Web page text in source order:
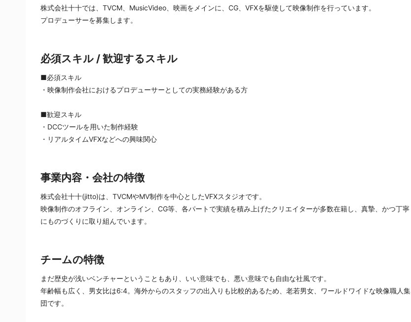
株式会社十十では、TVCM、MusicVideo、映画をメインに、CG、VFXを駆使して映像制作を行っています。
プロデューサーを募集します。
必須スキル / 歓迎するスキル
■必須スキル
・映像制作会社におけるプロデューサーとしての実務経験がある方
■歓迎スキル
・DCCツールを用いた制作経験
・リアルタイムVFXなどへの興味関心
事業内容・会社の特徴
株式会社十十(jitto)は、TVCMやMV制作を中心としたVFXスタジオです。
映像制作のオフライン、オンライン、CG等、各パートで実績を積み上げたクリエイターが多数在籍し、真摯、かつ丁寧
にものづくりに取り組んでいます。
チームの特徴
まだ歴史が浅いベンチャーということもあり、いい意味でも、悪い意味でも自由な社風です。
年齢幅も広く、男女比は6:4。海外からのスタッフの出入りも比較的あるため、老若男女、ワールドワイドな映像職人集
団です。